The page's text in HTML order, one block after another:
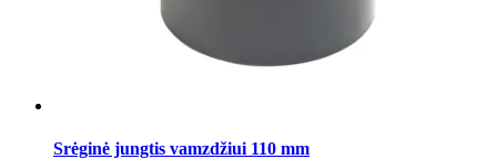
Srėginė jungtis vamzdžiui 110 mm